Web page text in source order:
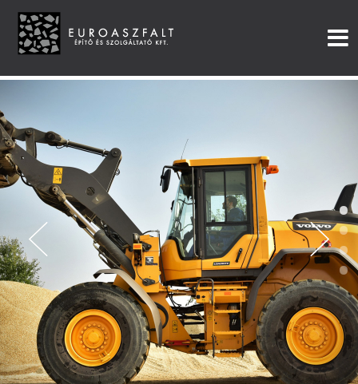
•
•
•
•